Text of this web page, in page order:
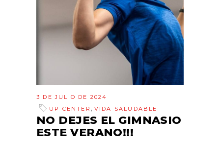
3 DE JULIO DE 2024
UP CENTER , VIDA SALUDABLE
NO DEJES EL GIMNASIO
ESTE VERANO!!!